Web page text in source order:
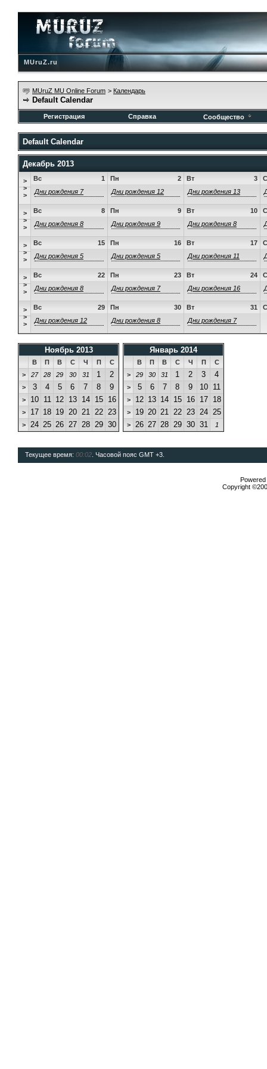
MUruZ.ru
MUruZ MU Online Forum > Календарь
Default Calendar
Регистрация Справка Сообщество
Default Calendar
Декабрь 2013
>
>
>
1
Вс
Дни рождения 7
2
Пн
Дни рождения 12
3
Вт
Дни рождения 13
>
>
>
8
Вс
Дни рождения 8
9
Пн
Дни рождения 9
10
Вт
Дни рождения 8
>
>
>
15
Вс
Дни рождения 5
16
Пн
Дни рождения 5
17
Вт
Дни рождения 11
>
>
>
22
Вс
Дни рождения 8
23
Пн
Дни рождения 7
24
Вт
Дни рождения 16
>
>
>
29
Вс
Дни рождения 12
30
Пн
Дни рождения 8
31
Вт
Дни рождения 7
Ноябрь 2013
В П В С Ч П
С
>
27 28 29 30 31 1 2
> 3 4 5 6 7 8 9
> 10 11 12 13 14 15 16
> 17 18 19 20 21 22 23
> 24 25 26 27 28 29 30
Январь 2014
В П В С Ч П
С
>
29 30 31 1 2 3 4
> 5 6 7 8 9 10 11
> 12 13 14 15 16 17 18
> 19 20 21 22 23 24 25
> 26 27 28 29 30 31 1
Текущее время: 00:02 . Часовой пояс GMT +3.
Copyright